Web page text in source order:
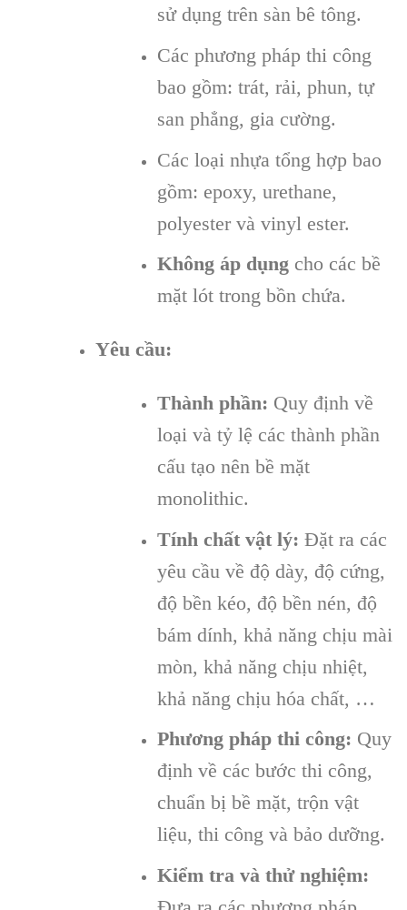
sử dụng trên sàn bê tông.
Các phương pháp thi công
bao gồm: trát, rải, phun, tự
san phẳng, gia cường.
Các loại nhựa tổng hợp bao
gồm: epoxy, urethane,
polyester và vinyl ester.
Không áp dụng cho các bề
mặt lót trong bồn chứa.
Yêu cầu:
Thành phần: Quy định về
loại và tỷ lệ các thành phần
cấu tạo nên bề mặt
monolithic.
Tính chất vật lý: Đặt ra các
yêu cầu về độ dày, độ cứng,
độ bền kéo, độ bền nén, độ
bám dính, khả năng chịu mài
mòn, khả năng chịu nhiệt,
khả năng chịu hóa chất, …
Phương pháp thi công: Quy
định về các bước thi công,
chuẩn bị bề mặt, trộn vật
liệu, thi công và bảo dưỡng.
Kiểm tra và thử nghiệm: